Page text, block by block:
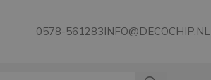
0578-561283INFO@DECOCHIP.NL